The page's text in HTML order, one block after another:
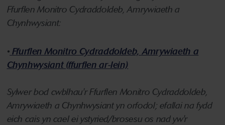
Ffurflen Monitro Cydraddoldeb, Amrywiaeth a
Chynhwysiant:
• Ffurflen Monitro Cydraddoldeb, Amrywiaeth a
Chynhwysiant (ffurflen ar-lein)
Sylwer bod cwblhau'r Ffurflen Monitro Cydraddoldeb,
Amrywiaeth a Chynhwysiant yn orfodol; efallai na fydd
eich cais yn cael ei ystyried/brosesu os nad yw'r